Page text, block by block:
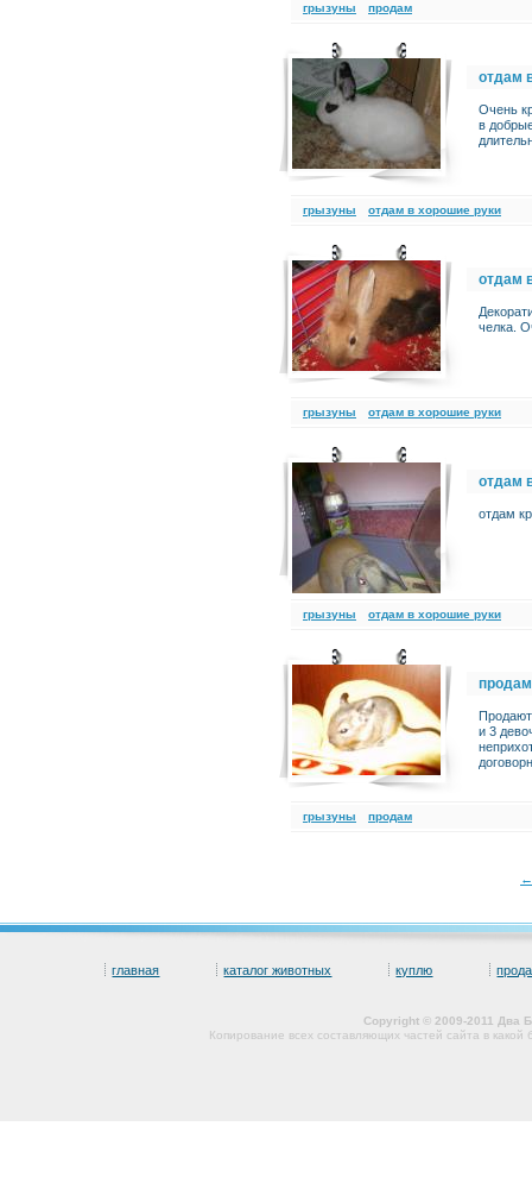
грызуны продам
отдам
Очень
в
грызуны отдам в хорошие руки
отдам
челка.
грызуны отдам в хорошие руки
отдам
отдам
грызуны отдам в хорошие руки
продам
и 3
грызуны продам
←
главная каталог животных куплю
Copyright © 2009-2011 Два
Копирование всех составляющих частей сайта в